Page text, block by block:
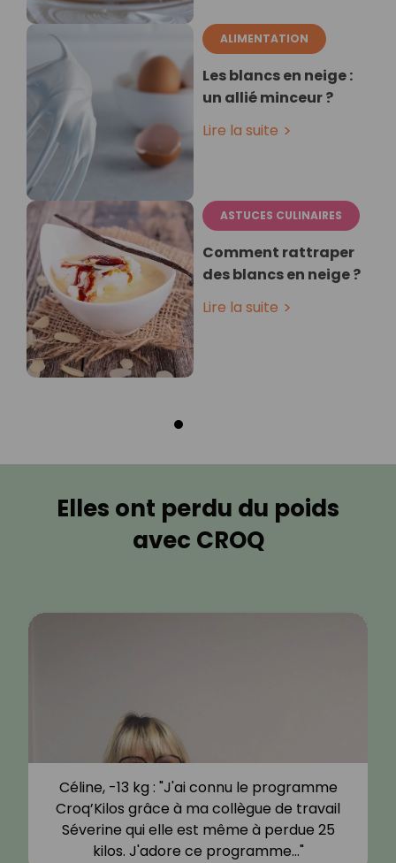
ALIMENTATION
Les blancs en neige :
un allié minceur ?
Lire la suite
ASTUCES CULINAIRES
Comment rattraper
des blancs en neige ?
Lire la suite
Elles ont perdu du poids
avec CROQ
Céline, -13 kg : "J'ai connu le programme
Croq’Kilos grâce à ma collègue de travail
Séverine qui elle est même à perdue 25
kilos. J'adore ce programme…"